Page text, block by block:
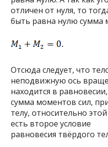
отличен от нуля, то
быть равна нулю сумма
Отсюда следует, что
неподвижную ось
находится в
сумма моментов сил,
телу, относительно
есть второе условие
равновесия твёрдого